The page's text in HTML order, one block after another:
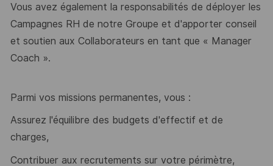
Vous avez également la responsabilités de déployer les
Campagnes RH de notre Groupe et d'apporter conseil
et soutien aux Collaborateurs en tant que « Manager
Coach ».
Parmi vos missions permanentes, vous :
Assurez l'équilibre des budgets d'effectif et de
charges,
Contribuer aux recrutements sur votre périmètre,